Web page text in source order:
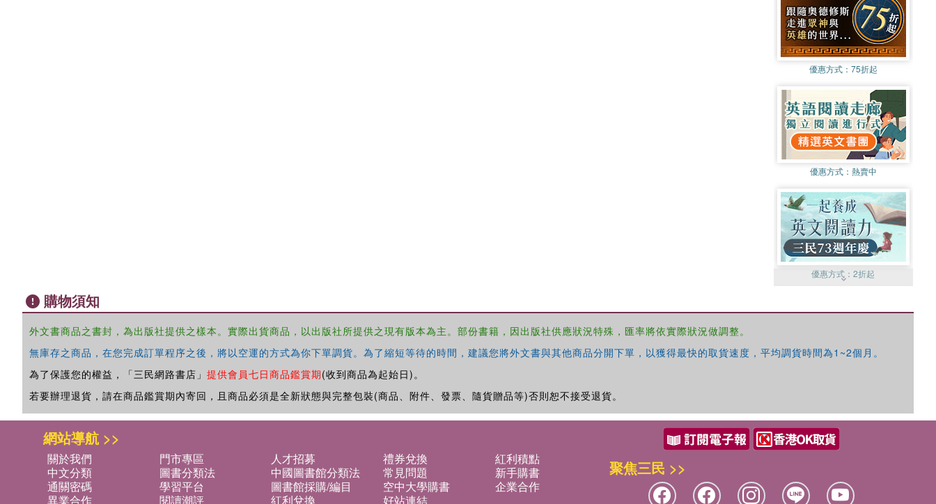
優惠方式： 75折起
優惠方式： 熱賣中
優惠方式：2折起
購物須知
外文書商品之書封，為出版社提供之樣本。實際出貨商品，以出版社所提供之現有版本為主。部份書籍，因出版社供應狀況特殊，匯率將依實際狀況做調整。
無庫存之商品，在您完成訂單程序之後，將以空運的方式為你下單調貨。為了縮短等待的時間，建議您將外文書與其他商品分開下單，以獲得最快的取貨速度，平均調貨時間為1~2個月。
為了保護您的權益，「三民網路書店」 提供會員七日商品鑑賞期(收到商品為起始日)。
若要辦理退貨，請在商品鑑賞期內寄回，且商品必須是全新狀態與完整包裝(商品、附件、發票、隨貨贈品等)否則恕不接受退貨。
網站導航 >>
關於我們 門市專區 人才招募 禮券兌換
紅利積點
中文分類
圖書分類法 中國圖書館分類法 常見問題
新手購書
通關密碼
學習平台 圖書館採購/編目 空中大學購書
企業合作
異業合作
閱讀潮評 紅利兌換 好站連結
聚焦三民 >>